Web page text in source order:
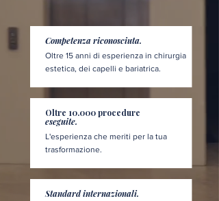
Competenza riconosciuta.
Oltre 15 anni di esperienza in chirurgia
estetica, dei capelli e bariatrica.
Oltre 10.000 procedure
eseguite.
L'esperienza che meriti per la tua
trasformazione.
Standard internazionali.